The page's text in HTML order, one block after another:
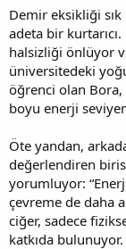
Demir eksikliği
adeta bir
halsizliği önlüyor
üniversitedeki
öğrenci olan Bora,
boyu enerji
Öte yandan,
değerlendiren
yorumluyor:
çevreme de daha
ciğer, sadece
katkıda bulunuyor.